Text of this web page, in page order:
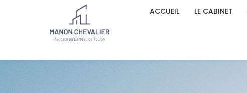
ACCUEIL LE CABINET